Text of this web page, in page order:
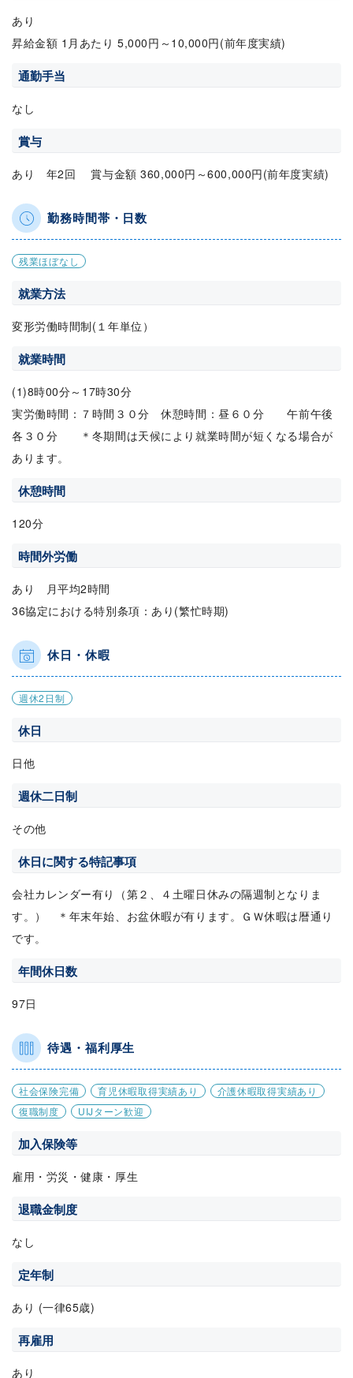
あり
昇給金額 1月あたり 5,000円～10,000円(前年度実績)
通勤手当
なし
賞与
あり 年2回 賞与金額 360,000円～600,000円(前年度実績)
勤務時間帯・日数
残業ほぼなし
就業方法
変形労働時間制(１年単位）
就業時間
(1)8時00分～17時30分
実労働時間：７時間３０分 休憩時間：昼６０分 午前午後
各３０分 ＊冬期間は天候により就業時間が短くなる場合が
あります。
休憩時間
120分
時間外労働
あり 月平均2時間
36協定における特別条項：あり(繁忙時期)
休日・休暇
週休2日制
休日
日他
週休二日制
その他
休日に関する特記事項
会社カレンダー有り（第２、４土曜日休みの隔週制となりま
す。） ＊年末年始、お盆休暇が有ります。ＧＷ休暇は暦通り
です。
年間休日数
97日
待遇・福利厚生
社会保険完備 育児休暇取得実績あり
介護休暇取得実績あり
復職制度
UIJターン歓迎
加入保険等
雇用・労災・健康・厚生
退職金制度
なし
定年制
あり (一律65歳)
再雇用
あり